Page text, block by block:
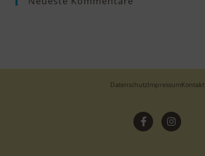
DatenschutzImpressumKontakt